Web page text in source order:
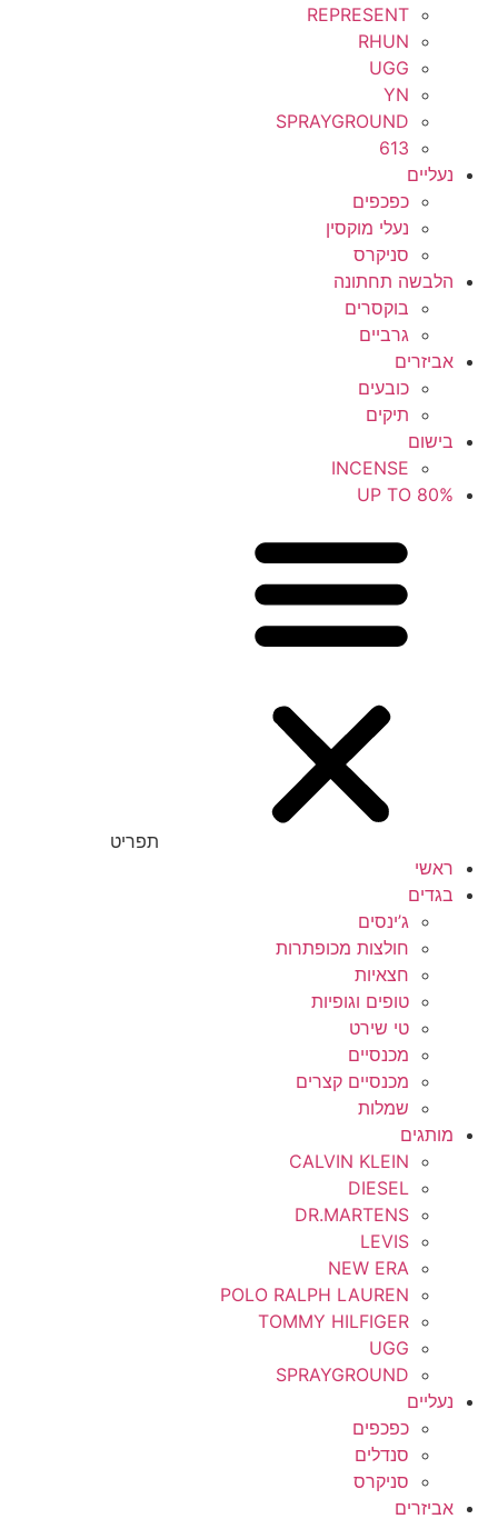
REPRESENT
RHUN
UGG
YN
SPRAYGROUND
613
נעליים
כפכפים
נעלי מוקסין
סניקרס
הלבשה תחתונה
בוקסרים
גרביים
אביזרים
כובעים
תיקים
בישום
INCENSE
UP TO 80%
תפריט
ראשי
בגדים
ג’ינסים
חולצות מכופתרות
חצאיות
טופים וגופיות
טי שירט
מכנסיים
מכנסיים קצרים
שמלות
מותגים
CALVIN KLEIN
DIESEL
DR.MARTENS
LEVIS
NEW ERA
POLO RALPH LAUREN
TOMMY HILFIGER
UGG
SPRAYGROUND
נעליים
כפכפים
סנדלים
סניקרס
אביזרים